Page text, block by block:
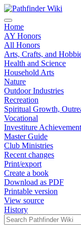
Home
AY Honors
All Honors
Arts, Crafts, and
Health and Science
Household Arts
Nature
Outdoor Industries
Recreation
Spiritual Growth,
Vocational
Investiture Achievement
Master Guide
Club Ministries
Recent changes
Print/export
Create a book
Download as PDF
Printable version
View source
History